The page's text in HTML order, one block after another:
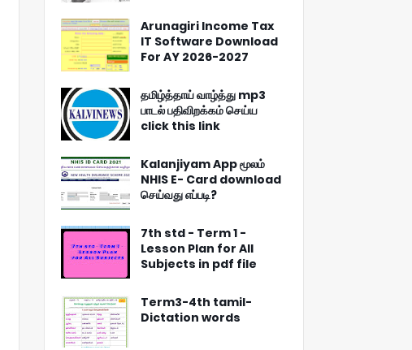
Arunagiri Income Tax
IT Software Download
For AY 2026-2027
தமிழ்த்தாய் வாழ்த்து mp3
பாடல் பதிவிறக்கம் செய்ய
click this link
Kalanjiyam App மூலம்
NHIS E- Card download
செய்வது எப்படி?
7th std - Term 1 -
Lesson Plan for All
Subjects in pdf file
Term3-4th tamil-
Dictation words